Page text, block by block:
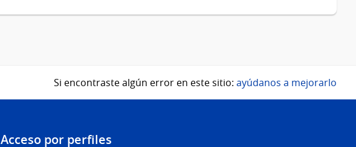
Si encontraste algún error en este sitio: ayúdanos a mejorarlo
Acceso por perfiles